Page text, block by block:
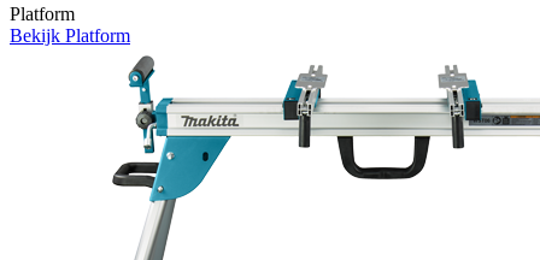
Platform
Bekijk Platform